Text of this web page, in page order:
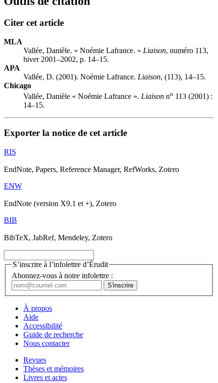
Citer cet article
MLA
Vallée, Danièle. « Noémie Lafrance. » Liaison, numéro 113,
hiver 2001–2002, p. 14–15.
APA
Vallée, D. (2001). Noémie Lafrance. Liaison, (113), 14–15.
Chicago
Vallée, Danièle « Noémie Lafrance ». Liaison no 113 (2001) :
14–15.
Exporter la notice de cet article
RIS
EndNote, Papers, Reference Manager, RefWorks, Zotero
ENW
EndNote (version X9.1 et +), Zotero
BIB
BibTeX, JabRef, Mendeley, Zotero
S’inscrire à l’infolettre d’Érudit
Abonnez-vous à notre infolettre :
À propos
Aide
Accessibilité
Guide de recherche
Nous contacter
Revues
Thèses et mémoires
Livres et actes